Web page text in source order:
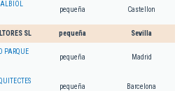
pequeña Castellon
SL pequeña Sevilla
PARQUE
pequeña Madrid
pequeña Barcelona